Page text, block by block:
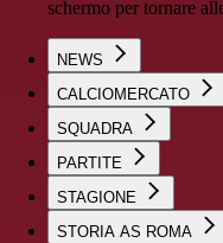
schermo per tornare
NEWS
CALCIOMERCATO
SQUADRA
PARTITE
STAGIONE
STORIA AS ROMA